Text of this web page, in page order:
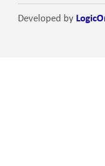
Developed by